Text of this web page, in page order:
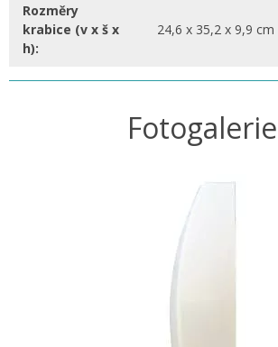
Rozměry
krabice (v x š x
h):
24,6 x 35,2 x 9,9 cm
Fotogalerie